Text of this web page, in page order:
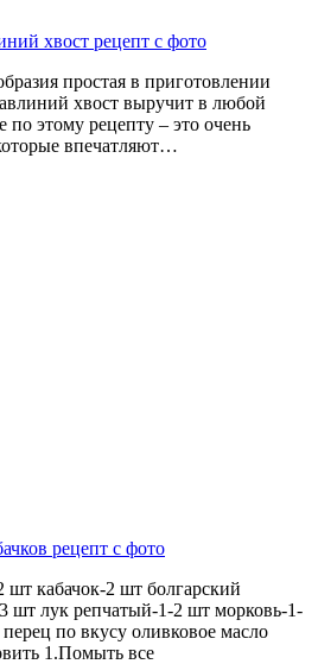
хвост рецепт с фото
простая в приготовлении
хвост выручит в любой
по этому рецепту – это очень
впечатляют…
рецепт с фото
кабачок-2 шт болгарский
шт лук репчатый-1-2 шт морковь-1-
по вкусу оливковое масло
1.Помыть все